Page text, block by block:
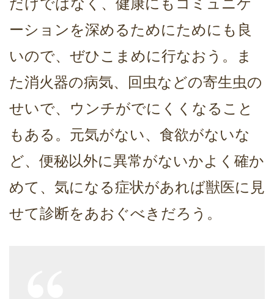
だけではなく、健康にもコミュニケ
ーションを深めるためにためにも良
いので、ぜひこまめに行なおう。ま
た消火器の病気、回虫などの寄生虫の
せいで、ウンチがでにくくなること
もある。元気がない、食欲がないな
ど、便秘以外に異常がないかよく確か
めて、気になる症状があれば獣医に見
せて診断をあおぐべきだろう。